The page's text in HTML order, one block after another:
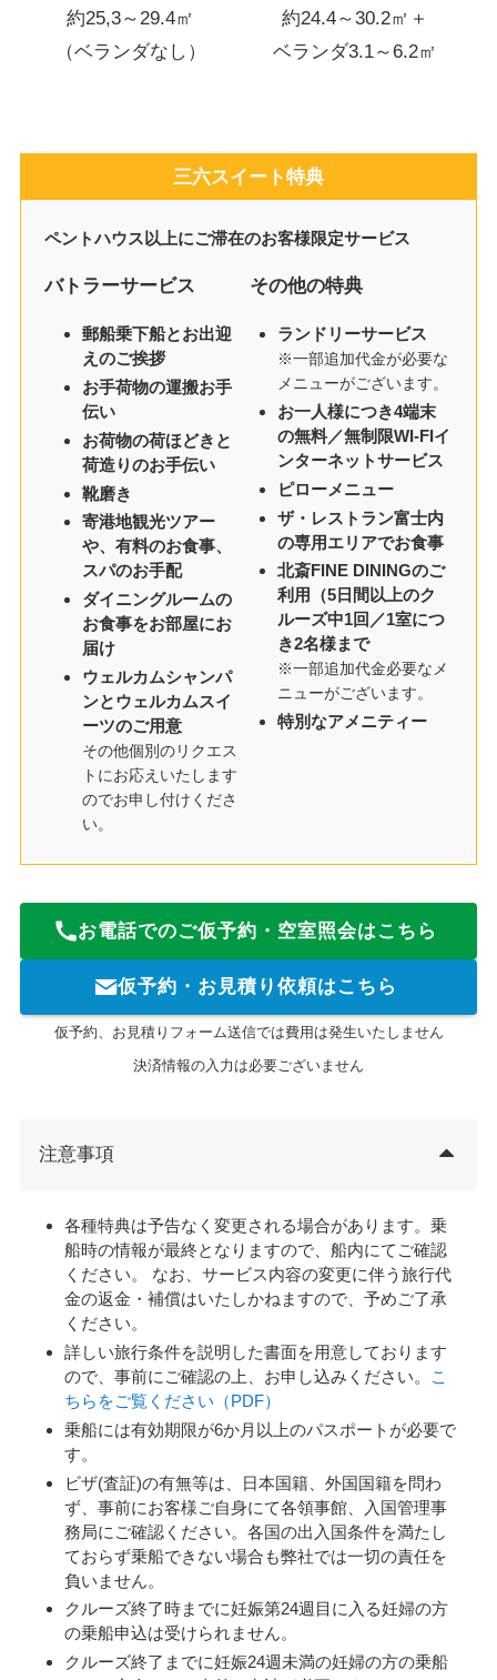
約25,3～29.4㎡
（ベランダなし）
約24.4～30.2㎡＋
ベランダ3.1～6.2㎡
三六スイート特典
ペントハウス以上にご滞在のお客様限定サービス
バトラーサービス
郵船乗下船とお出迎
えのご挨拶
お手荷物の運搬お手
伝い
お荷物の荷ほどきと
荷造りのお手伝い
靴磨き
寄港地観光ツアー
や、有料のお食事、
スパのお手配
ダイニングルームの
お食事をお部屋にお
届け
ウェルカムシャンパ
ンとウェルカムスイ
ーツのご用意
その他個別のリクエス
トにお応えいたします
のでお申し付けくださ
い。
その他の特典
ランドリーサービス
※一部追加代金が必要な
メニューがございます。
お一人様につき4端末
の無料／無制限WI-FIイ
ンターネットサービス
ピローメニュー
ザ・レストラン富士内
の専用エリアでお食事
北斎FINE DININGのご
利用（5日間以上のク
ルーズ中1回／1室につ
き2名様まで
※一部追加代金必要なメ
ニューがございます。
特別なアメニティー
お電話でのご仮予約・空室照会はこちら
仮予約・お見積り依頼はこちら
仮予約、お見積りフォーム送信では費用は発生いたしません
決済情報の入力は必要ございません
注意事項
各種特典は予告なく変更される場合があります。乗
船時の情報が最終となりますので、船内にてご確認
ください。 なお、サービス内容の変更に伴う旅行代
金の返金・補償はいたしかねますので、予めご了承
ください。
詳しい旅行条件を説明した書面を用意しております
ので、事前にご確認の上、お申し込みください。
こ
ちらをご覧ください（PDF）
乗船には有効期限が6か月以上のパスポートが必要で
す。
ビザ(査証)の有無等は、日本国籍、外国国籍を問わ
ず、事前にお客様ご自身にて各領事館、入国管理事
務局にご確認ください。各国の出入国条件を満たし
ておらず乗船できない場合も弊社では一切の責任を
負いません。
クルーズ終了時までに妊娠第24週目に入る妊婦の方
の乗船申込は受けられません。
クルーズ終了までに妊娠24週未満の妊婦の方の乗船